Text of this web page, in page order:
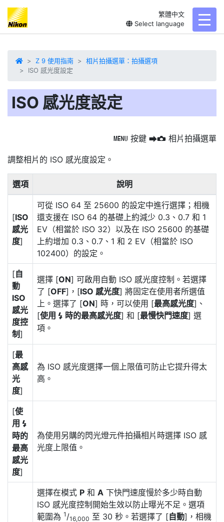
繁體中文
Select language
Z 9 使用指南
相片拍攝選單：拍攝選項
ISO 感光度設定
ISO 感光度設定
G 按鍵 UC 相片拍攝選單
調整相片的 ISO 感光度設定 。
選項 說明
[ISO
感光
度]
可從 ISO 64 至 25600 的設定中進行選擇；相機
還支援在 ISO 64 的基礎上約減少 0.3、0.7 和 1
EV（相當於 ISO 32）以及在 ISO 25600 的基礎
上約增加 0.3、0.7、1 和 2 EV（相當於 ISO
102400）的設定。
[自
動
ISO
感光
度控
制]
選擇 [ON] 可啟用自動 ISO 感光度控制。若選擇
了 [OFF]，[ISO 感光度] 將固定在使用者所選值
上。選擇了 [ON] 時，可以使用 [最高感光度]、
[使用 c 時的最高感光度] 和 [最慢快門速度] 選
項。
[最
高感
光
度]
為 ISO 感光度選擇一個上限值可防止它提升得太
高。
[使
用 c
時的
最高
感光
度]
為使用另購的閃光燈元件拍攝相片時選擇 ISO 感
光度上限值。
選擇在模式 P 和 A 下快門速度慢於多少時自動
ISO 感光度控制開始生效以防止曝光不足。選項
範圍為 1 /16,000 至 30 秒。若選擇了 [自動]，相機